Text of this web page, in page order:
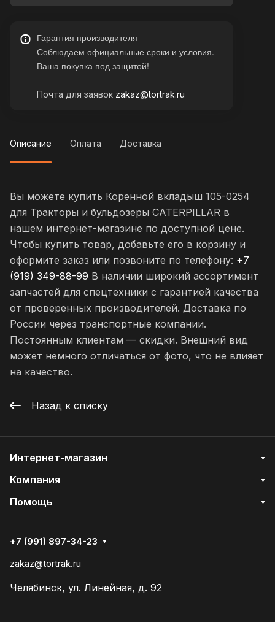
Гарантия производителя
Соблюдаем официальные сроки и условия.
Ваша покупка под защитой!
Почта для заявок zakaz@tortrak.ru
Описание Оплата Доставка
Вы можете купить Коренной вкладыш 105-0254
для Тракторы и бульдозеры CATERPILLAR в
нашем интернет-магазине по доступной цене.
Чтобы купить товар, добавьте его в корзину и
оформите заказ или позвоните по телефону: +7
(919) 349-88-99 В наличии широкий ассортимент
запчастей для спецтехники с гарантией качества
от проверенных производителей. Доставка по
России через транспортные компании.
Постоянным клиентам — скидки. Внешний вид
может немного отличаться от фото, что не влияет
на качество.
Назад к списку
Интернет-магазин
Компания
Помощь
+7 (991) 897-34-23
zakaz@tortrak.ru
Челябинск, ул. Линейная, д. 92